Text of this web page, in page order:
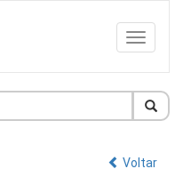
Voltar